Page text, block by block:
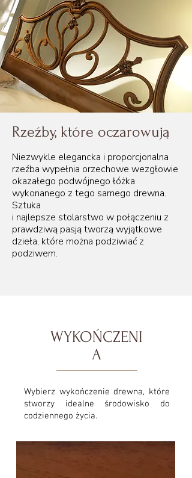
Rzeźby, które oczarowują
Niezwykle elegancka i proporcjonalna
rzeźba wypełnia orzechowe wezgłowie
okazałego podwójnego łóżka
wykonanego z tego samego drewna.
Sztuka
i najlepsze stolarstwo w połączeniu z
prawdziwą pasją tworzą wyjątkowe
dzieła, które można podziwiać z
podziwem.
WYKOŃCZENI
A
Wybierz wykończenie drewna, które
stworzy idealne środowisko do
codziennego życia.